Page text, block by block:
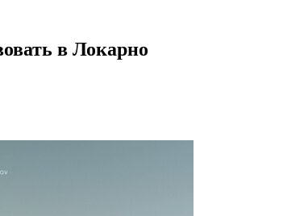
в Локарно